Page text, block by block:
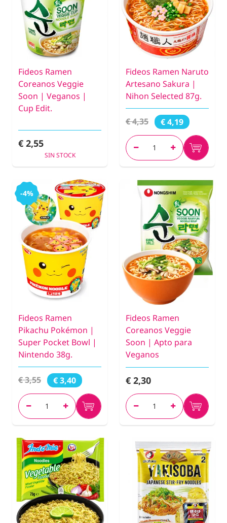
Fideos Ramen
Coreanos Veggie
Soon | Veganos |
Cup Edit.
€ 2,55
SIN STOCK
Fideos Ramen Naruto
Artesano Sakura |
Nihon Selected 87g.
€ 4,35 € 4,19
-4%
Fideos Ramen
Pikachu Pokémon |
Super Pocket Bowl |
Nintendo 38g.
€ 3,55 € 3,40
Fideos Ramen
Coreanos Veggie
Soon | Apto para
Veganos
€ 2,30